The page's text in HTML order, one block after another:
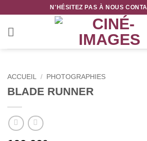
contenu
N'HÉSITEZ PAS À NOUS
ACCUEIL / PHOTOGRAPHIES
BLADE RUNNER